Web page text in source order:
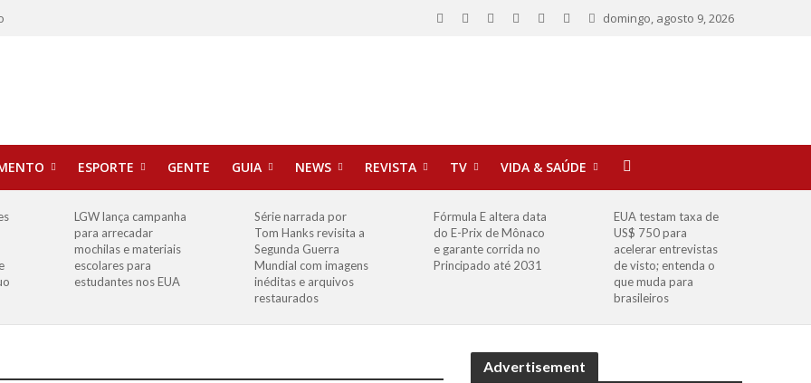
domingo, agosto 9, 2026
ESPORTE GENTE GUIA NEWS REVISTA TV VIDA & SAÚDE
LGW lança campanha
para arrecadar
mochilas e materiais
escolares para
estudantes nos EUA
Série narrada por
Tom Hanks revisita a
Segunda Guerra
Mundial com imagens
inéditas e arquivos
restaurados
Fórmula E altera data
do E-Prix de Mônaco
e garante corrida no
Principado até 2031
EUA testam taxa de
US$ 750 para
acelerar entrevistas
de visto; entenda o
que muda para
brasileiros
Advertisement